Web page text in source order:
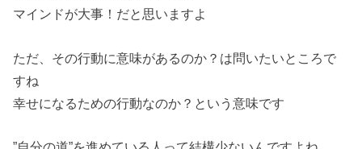
マインドが大事！だと思いますよ
ただ、その行動に意味があるのか？は問いたいところで
すね
幸せになるための行動なのか？という意味です